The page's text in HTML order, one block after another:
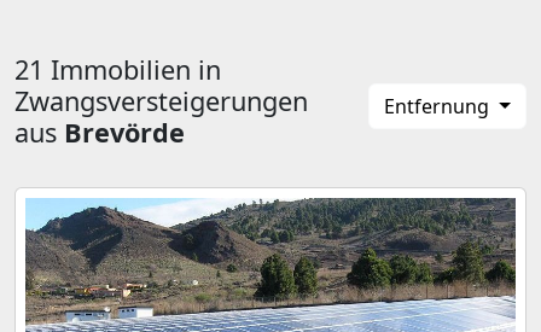
21 Immobilien in
Zwangsversteigerungen
aus Brevörde
Entfernung